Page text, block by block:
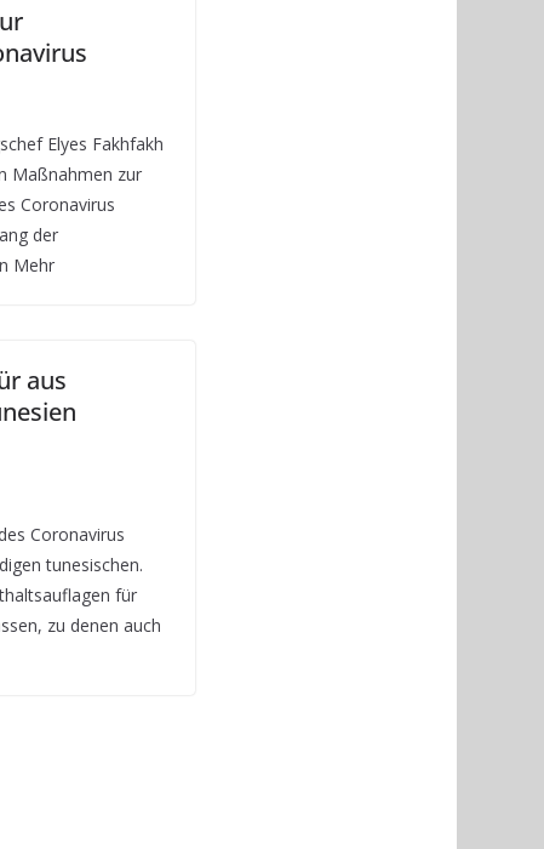
Elyes Fakhfakh
Maßnahmen zur
Coronavirus
der
Mehr
aus
Coronavirus
tunesischen.
für
zu denen auch